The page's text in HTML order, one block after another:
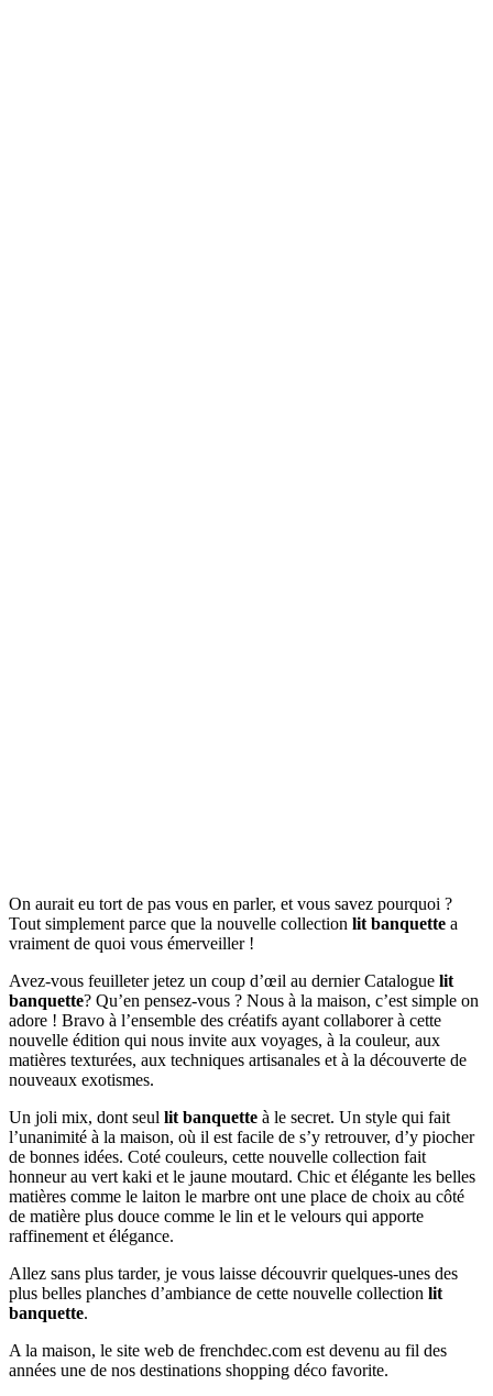
On aurait eu tort de pas vous en parler, et vous savez pourquoi ?
Tout simplement parce que la nouvelle collection lit banquette a
vraiment de quoi vous émerveiller !
Avez-vous feuilleter jetez un coup d’œil au dernier Catalogue lit
banquette? Qu’en pensez-vous ? Nous à la maison, c’est simple on
adore ! Bravo à l’ensemble des créatifs ayant collaborer à cette
nouvelle édition qui nous invite aux voyages, à la couleur, aux
matières texturées, aux techniques artisanales et à la découverte de
nouveaux exotismes.
Un joli mix, dont seul lit banquette à le secret. Un style qui fait
l’unanimité à la maison, où il est facile de s’y retrouver, d’y piocher
de bonnes idées. Coté couleurs, cette nouvelle collection fait
honneur au vert kaki et le jaune moutard. Chic et élégante les belles
matières comme le laiton le marbre ont une place de choix au côté
de matière plus douce comme le lin et le velours qui apporte
raffinement et élégance.
Allez sans plus tarder, je vous laisse découvrir quelques-unes des
plus belles planches d’ambiance de cette nouvelle collection lit
banquette.
A la maison, le site web de frenchdec.com est devenu au fil des
années une de nos destinations shopping déco favorite.